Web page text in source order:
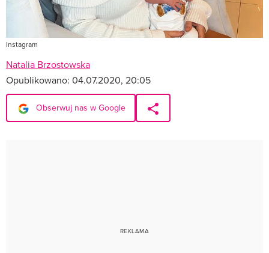
Instagram
Natalia Brzostowska
Opublikowano: 04.07.2020, 20:05
Obserwuj nas w Google